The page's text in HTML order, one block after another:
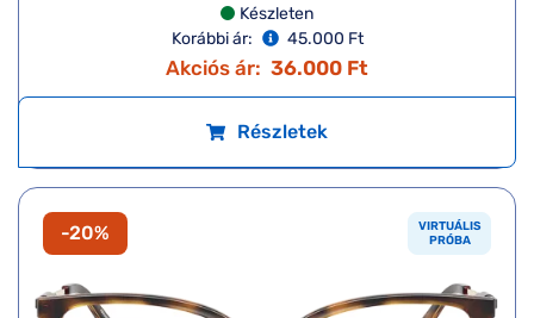
Készleten
Korábbi ár:
45.000 Ft
Akciós ár: 36.000 Ft
Részletek
-20%
VIRTUÁLIS
PRÓBA